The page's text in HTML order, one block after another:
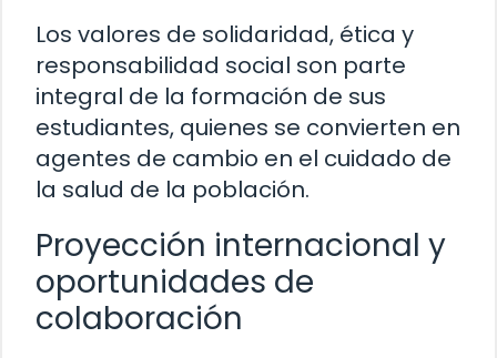
Los valores de solidaridad, ética y
responsabilidad social son parte
integral de la formación de sus
estudiantes, quienes se convierten en
agentes de cambio en el cuidado de
la salud de la población.
Proyección internacional y
oportunidades de
colaboración